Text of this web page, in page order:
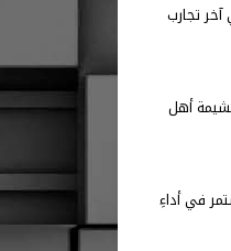
آخر تجارب
أهل
في أداءِ